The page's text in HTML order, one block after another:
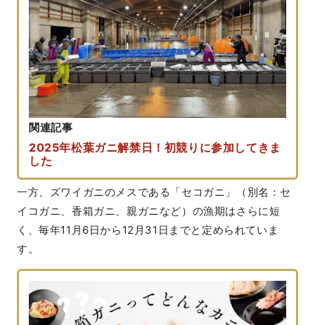
関連記事
2025年松葉ガニ解禁日！初競りに参加してきま
した
一方、ズワイガニのメスである「セコガニ」（別名：セ
イコガニ、香箱ガニ、親ガニなど）の漁期はさらに短
く、毎年11月6日から12月31日までと定められていま
す。